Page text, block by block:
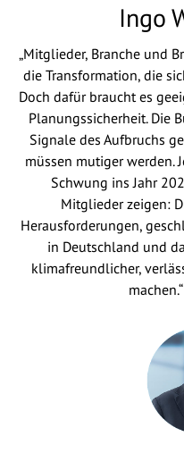
Ingo
„Mitglieder, Branche und
die Transformation, die
Doch dafür braucht es
Planungssicherheit. Die
Signale des Aufbruchs
müssen mutiger werden.
Schwung ins Jahr
Mitglieder zeigen:
Herausforderungen,
in Deutschland und
klimafreundlicher,
machen.“